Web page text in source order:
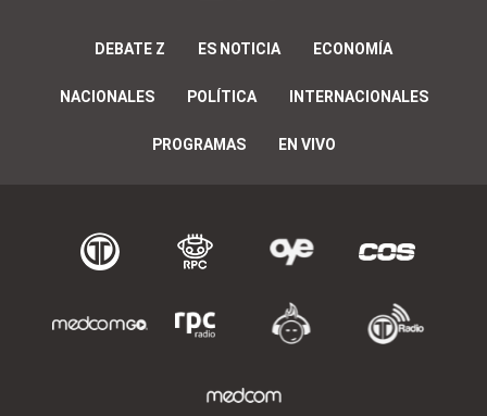
DEBATE Z ES NOTICIA ECONOMÍA
NACIONALES POLÍTICA INTERNACIONALES
PROGRAMAS EN VIVO